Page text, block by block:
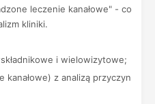
leczenie kanałowe" - co
kliniki.
i wielowizytowe;
z analizą przyczyn